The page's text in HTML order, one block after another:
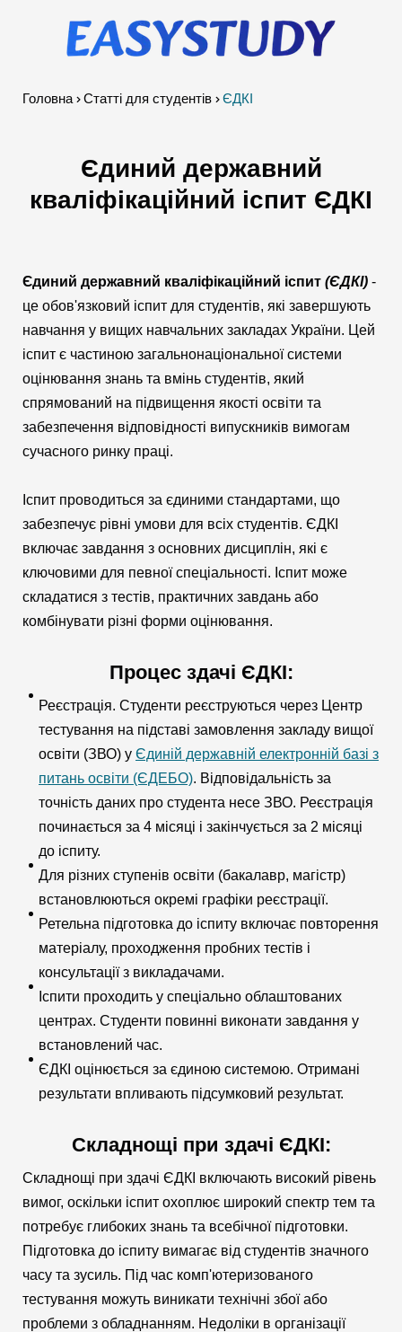
Єдиний державний
кваліфікаційний іспит ЄДКІ
Єдиний державний кваліфікаційний іспит (ЄДКІ) -
це обов'язковий іспит для студентів, які завершують
навчання у вищих навчальних закладах України. Цей
іспит є частиною загальнонаціональної системи
оцінювання знань та вмінь студентів, який
спрямований на підвищення якості освіти та
забезпечення відповідності випускників вимогам
сучасного ринку праці.
Іспит проводиться за єдиними стандартами, що
забезпечує рівні умови для всіх студентів. ЄДКІ
включає завдання з основних дисциплін, які є
ключовими для певної спеціальності. Іспит може
складатися з тестів, практичних завдань або
комбінувати різні форми оцінювання.
Процес здачі ЄДКІ:
Реєстрація. Студенти реєструються через Центр
тестування на підставі замовлення закладу вищої
освіти (ЗВО) у Єдиній державній електронній базі з
питань освіти (ЄДЕБО). Відповідальність за
точність даних про студента несе ЗВО. Реєстрація
починається за 4 місяці і закінчується за 2 місяці
до іспиту.
Для різних ступенів освіти (бакалавр, магістр)
встановлюються окремі графіки реєстрації.
Ретельна підготовка до іспиту включає повторення
матеріалу, проходження пробних тестів і
консультації з викладачами.
Іспити проходить у спеціально облаштованих
центрах. Студенти повинні виконати завдання у
встановлений час.
ЄДКІ оцінюється за єдиною системою. Отримані
результати впливають підсумковий результат.
Складнощі при здачі ЄДКІ:
Складнощі при здачі ЄДКІ включають високий рівень
вимог, оскільки іспит охоплює широкий спектр тем та
потребує глибоких знань та всебічної підготовки.
Підготовка до іспиту вимагає від студентів значного
часу та зусиль. Під час комп'ютеризованого
тестування можуть виникати технічні збої або
проблеми з обладнанням. Недоліки в організації
Головна Cтатті для студентів ЄДКІ